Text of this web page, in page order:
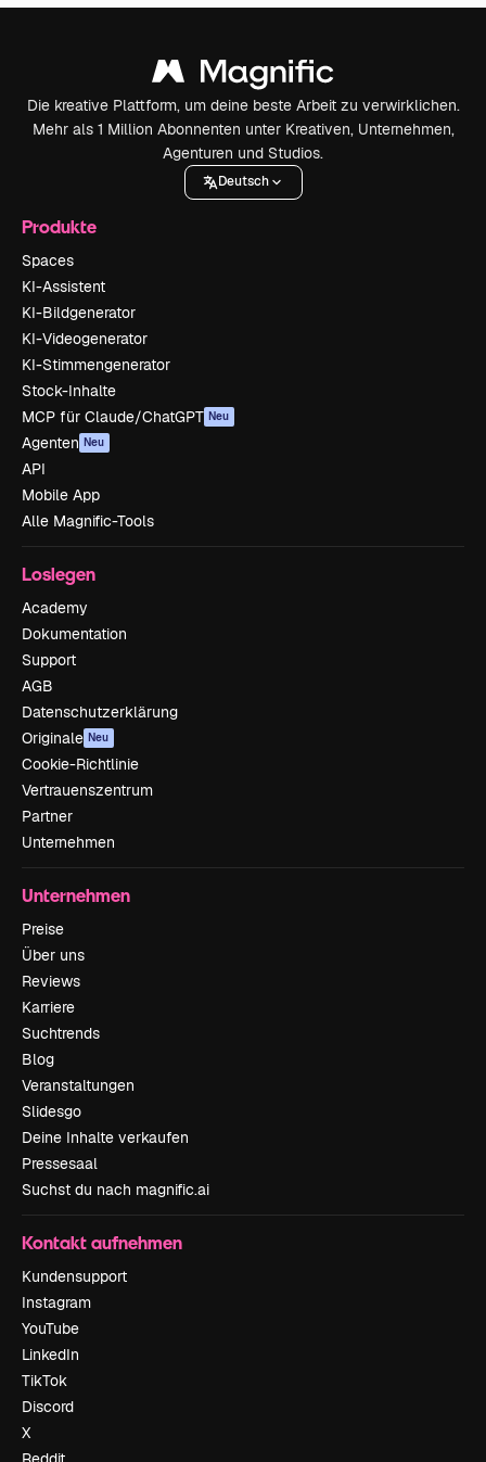
Die kreative Plattform, um deine beste Arbeit zu verwirklichen.
Mehr als 1 Million Abonnenten unter Kreativen, Unternehmen,
Agenturen und Studios.
Deutsch
Produkte
Spaces
KI-Assistent
KI-Bildgenerator
KI-Videogenerator
KI-Stimmengenerator
Stock-Inhalte
MCP für Claude/ChatGPT Neu
Agenten Neu
API
Mobile App
Alle Magnific-Tools
Loslegen
Academy
Dokumentation
Support
AGB
Datenschutzerklärung
Originale Neu
Cookie-Richtlinie
Vertrauenszentrum
Partner
Unternehmen
Unternehmen
Preise
Über uns
Reviews
Karriere
Suchtrends
Blog
Veranstaltungen
Slidesgo
Deine Inhalte verkaufen
Pressesaal
Suchst du nach magnific.ai
Kontakt aufnehmen
Kundensupport
Instagram
YouTube
LinkedIn
TikTok
Discord
X